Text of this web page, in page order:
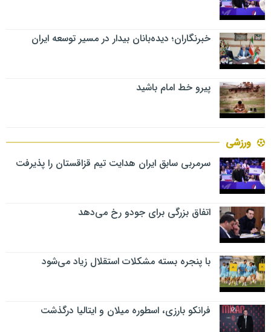
خبرنگاران؛ دیده‌بانان بیدار در مسیر توسعه ایران
پیرو خط امام باشید
ورزشی
سرمربی سابق ایران هدایت تیم قزاقستان را پذیرفت
اتفاق بزرگی برای جودو رخ می‌دهد
با پنجره بسته مشکلات استقلال زیاد می‌شود
فرانکو بارزی، اسطوره میلان و ایتالیا درگذشت